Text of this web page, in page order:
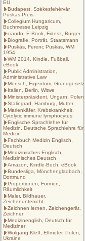
EU
Budapest, Székesfehérvár,
Puskas-Preis
Collegium Hungaricum,
Buchmesse Leipzig
ciando, E-Book, Fidesz, Bürger
Biografie, Porträt, Staatsmann
Puskás, Ferenc Puskas, WM
1954
WM 2014, Kindle, Fußball,
eBook
Public Administration,
Administrative Law
Mensch, Eigentum, Grundgesetz
Italien, Berlin, Witwe
Ministerpräsident, Ungarn, Polen
Stalingrad, Hamburg, Mutter
Marienkäfer, Krebskrankheit,
Cytolytic immune lymphocytes
Englische Sprachlehre für
Medizin, Deutsche Sprachlehre für
Medizin
Fachbuch Medizin Englisch,
Deutsch
Medizinisches Englisch,
Medizinisches Deutsch
Amazon, Kindle-Buch, eBook
Bundesliga, Mönchengladbach,
Dortmund
Proportionen, Formen,
Räumlichkeit
Maler, Bildhauer,
Zeichenunterricht
Zeichnen lernen, Zeichengerät,
Zeichner
Medizinenglish, Deutsch für
Mediziner
Wolgang Kleff, Elfmeter, Polen,
Ukraine